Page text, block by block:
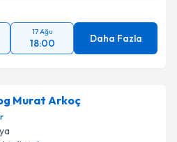
17 Ağu
18:00 Daha Fazla
Murat Arkoç